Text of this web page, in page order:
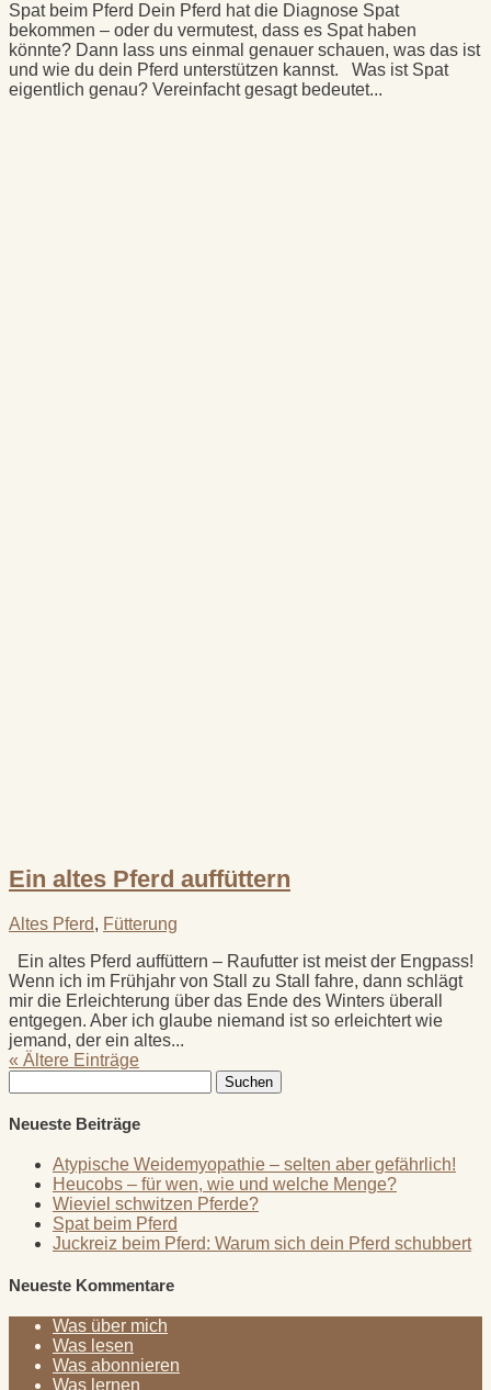
Spat beim Pferd Dein Pferd hat die Diagnose Spat
bekommen – oder du vermutest, dass es Spat haben
könnte? Dann lass uns einmal genauer schauen, was das ist
und wie du dein Pferd unterstützen kannst. Was ist Spat
eigentlich genau? Vereinfacht gesagt bedeutet...
Ein altes Pferd auffüttern
Altes Pferd, Fütterung
Ein altes Pferd auffüttern – Raufutter ist meist der Engpass!
Wenn ich im Frühjahr von Stall zu Stall fahre, dann schlägt
mir die Erleichterung über das Ende des Winters überall
entgegen. Aber ich glaube niemand ist so erleichtert wie
jemand, der ein altes...
« Ältere Einträge
nach:
Neueste Beiträge
Atypische Weidemyopathie – selten aber gefährlich!
Heucobs – für wen, wie und welche Menge?
Wieviel schwitzen Pferde?
Spat beim Pferd
Juckreiz beim Pferd: Warum sich dein Pferd schubbert
Neueste Kommentare
Was über mich
Was lesen
Was abonnieren
Was lernen